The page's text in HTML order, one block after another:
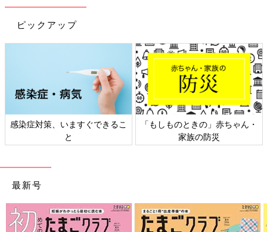
ピックアップ
感染症対策、いますぐできるこ
と
「もしものときの」赤ちゃん・
家族の防災
最新号